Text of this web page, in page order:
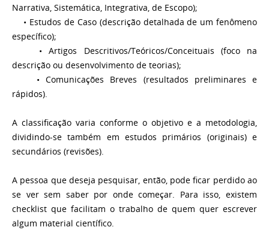
Narrativa, Sistemática, Integrativa, de Escopo);
• Estudos de Caso (descrição detalhada de um fenômeno
específico);
• Artigos Descritivos/Teóricos/Conceituais (foco na
descrição ou desenvolvimento de teorias);
• Comunicações Breves (resultados preliminares e
rápidos).
A classificação varia conforme o objetivo e a metodologia,
dividindo-se também em estudos primários (originais) e
secundários (revisões).
A pessoa que deseja pesquisar, então, pode ficar perdido ao
se ver sem saber por onde começar. Para isso, existem
checklist que facilitam o trabalho de quem quer escrever
algum material científico.